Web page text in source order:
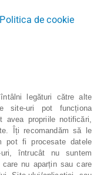
Politica de cookie
legături către alte
site-uri pot funcționa
avea propriile notificări,
Îți recomandăm să le
pot fi procesate datele
întrucât nu suntem
care nu aparțin sau care